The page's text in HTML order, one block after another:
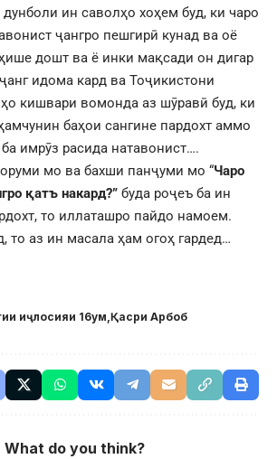
ин саволҳо хоҳем буд, ки чаро
ҷангро пешгирӣ кунад ва оё
дошт ва ё инки мақсади он дигар
идома кард ва Тоҷикистони
кишвари вомонда аз шӯравӣ буд, ки
баҳои сангине пардохт аммо
имрӯз расида натавонист….
мо ва бахши панҷуми мо “Чаро
қатъ накард?” буда роҷеъ ба ин
то иллаташро пайдо намоем.
то аз ин масала ҳам огоҳ гардед…
иҷлосияи 16ум Қасри Арбоб
What do you think?